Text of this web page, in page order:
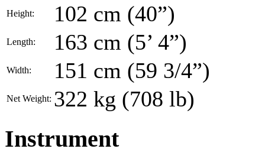
Height: 102 cm (40”)
Length: 163 cm (5’ 4”)
Width: 151 cm (59 3/4”)
Net Weight: 322 kg (708 lb)
Instrument